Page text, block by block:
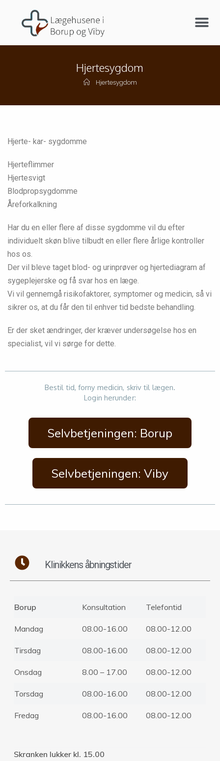
Hjertesygdom
Hjertesygdom
Hjerte- kar- sygdomme
Hjerteflimmer
Hjertesvigt
Blodpropsygdomme
Åreforkalkning
Har du en eller flere af disse sygdomme vil du efter
individuelt skøn blive tilbudt en eller flere årlige kontroller
hos os.
Der vil bleve taget blod- og urinprøver og hjertediagram af
sygeplejerske og få svar hos en læge.
Vi vil gennemgå risikofaktorer, symptomer og medicin, så vi
sikrer os, at du får den til enhver tid bedste behandling.
Er der sket ændringer, der kræver undersøgelse hos en
specialist, vil vi sørge for dette.
Bestil tid, forny medicin, skriv til lægen.
Login herunder:
Selvbetjeningen: Borup
Selvbetjeningen: Viby
Klinikkens åbningstider
Borup Konsultation Telefontid
Mandag 08.00-16.00 08.00-12.00
Tirsdag 08.00-16.00 08.00-12.00
Onsdag 8.00 – 17.00 08.00-12.00
Torsdag 08.00-16.00 08.00-12.00
Fredag 08.00-16.00 08.00-12.00
Skranken lukker kl. 15.00